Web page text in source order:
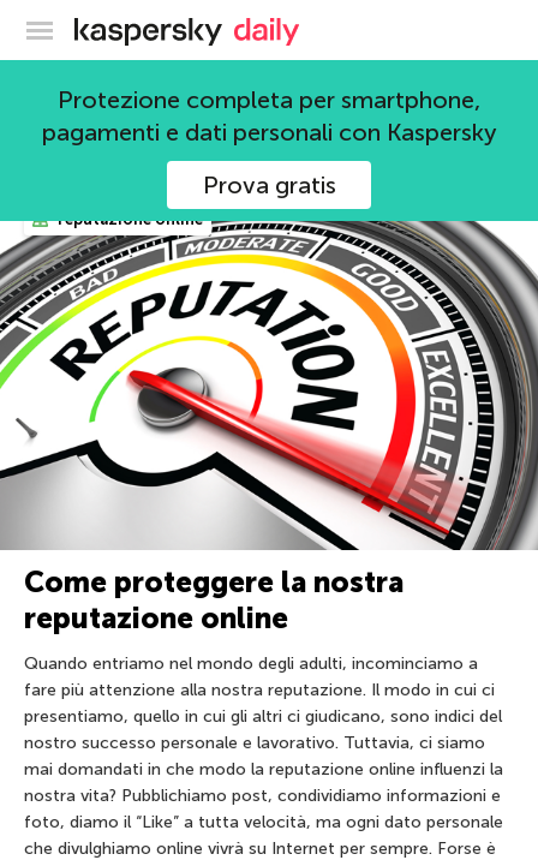
Blog ufficiale di Kaspersky
Protezione completa per smartphone,
pagamenti e dati personali con Kaspersky
Prova gratis
social media
reputazione online
Come proteggere la nostra
reputazione online
Quando entriamo nel mondo degli adulti, incominciamo a
fare più attenzione alla nostra reputazione. Il modo in cui ci
presentiamo, quello in cui gli altri ci giudicano, sono indici del
nostro successo personale e lavorativo. Tuttavia, ci siamo
mai domandati in che modo la reputazione online influenzi la
nostra vita? Pubblichiamo post, condividiamo informazioni e
foto, diamo il “Like” a tutta velocità, ma ogni dato personale
che divulghiamo online vivrà su Internet per sempre. Forse è